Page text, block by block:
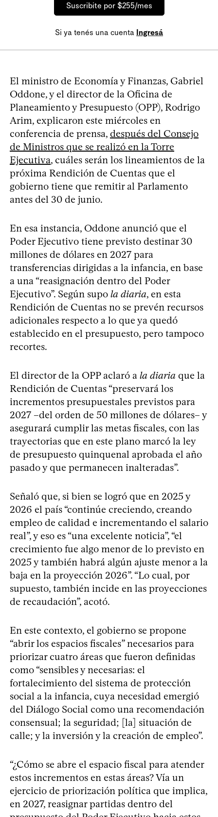
Suscribite por $255/mes
Si ya tenés una cuenta Ingresá
El ministro de Economía y Finanzas, Gabriel
Oddone, y el director de la Oficina de
Planeamiento y Presupuesto (OPP), Rodrigo
Arim, explicaron este miércoles en
conferencia de prensa, después del Consejo
de Ministros que se realizó en la Torre
Ejecutiva, cuáles serán los lineamientos de la
próxima Rendición de Cuentas que el
gobierno tiene que remitir al Parlamento
antes del 30 de junio.
En esa instancia, Oddone anunció que el
Poder Ejecutivo tiene previsto destinar 30
millones de dólares en 2027 para
transferencias dirigidas a la infancia, en base
a una “reasignación dentro del Poder
Ejecutivo”. Según supo la diaria, en esta
Rendición de Cuentas no se prevén recursos
adicionales respecto a lo que ya quedó
establecido en el presupuesto, pero tampoco
recortes.
El director de la OPP aclaró a la diaria que la
Rendición de Cuentas “preservará los
incrementos presupuestales previstos para
2027 –del orden de 50 millones de dólares– y
asegurará cumplir las metas fiscales, con las
trayectorias que en este plano marcó la ley
de presupuesto quinquenal aprobada el año
pasado y que permanecen inalteradas”.
Señaló que, si bien se logró que en 2025 y
2026 el país “continúe creciendo, creando
empleo de calidad e incrementando el salario
real”, y eso es “una excelente noticia”, “el
crecimiento fue algo menor de lo previsto en
2025 y también habrá algún ajuste menor a la
baja en la proyección 2026”. “Lo cual, por
supuesto, también incide en las proyecciones
de recaudación”, acotó.
En este contexto, el gobierno se propone
“abrir los espacios fiscales” necesarios para
priorizar cuatro áreas que fueron definidas
como “sensibles y necesarias: el
fortalecimiento del sistema de protección
social a la infancia, cuya necesidad emergió
del Diálogo Social como una recomendación
consensual; la seguridad; [la] situación de
calle; y la inversión y la creación de empleo”.
“¿Cómo se abre el espacio fiscal para atender
estos incrementos en estas áreas? Vía un
ejercicio de priorización política que implica,
en 2027, reasignar partidas dentro del